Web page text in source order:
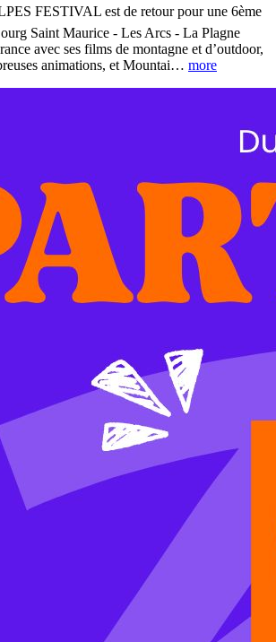
FESTIVAL est de retour pour une 6ème
Saint Maurice - Les Arcs - La Plagne
avec ses films de montagne et d’outdoor,
animations, et Mountai… more